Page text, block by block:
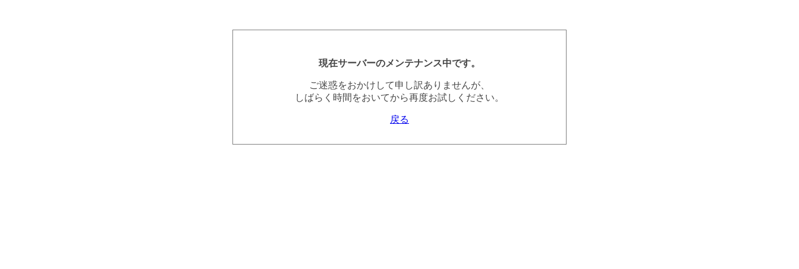
現在サーバーのメンテナンス中です。
ご迷惑をおかけして申し訳ありませんが、
しばらく時間をおいてから再度お試しください。
戻る